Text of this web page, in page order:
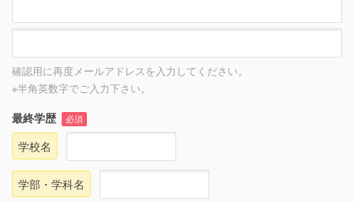
確認用に再度メールアドレスを入力してください。
※半角英数字でご入力下さい。
最終学歴 必須
学校名
学部・学科名